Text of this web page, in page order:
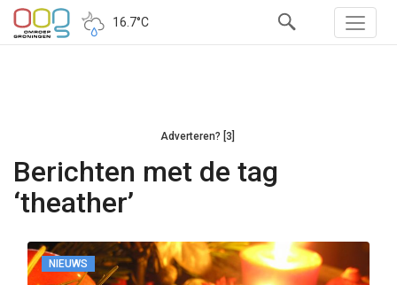
16.7°C
Adverteren? [3]
Berichten met de tag
‘theather’
NIEUWS